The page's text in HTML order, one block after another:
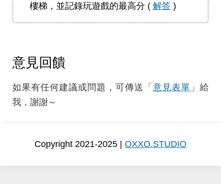
樓梯，並記錄玩遊戲的最高分 ( 解答 )
意見回饋
如果有任何建議或問題，可傳送「 意見表單 」給
我，謝謝～
Copyright 2021-2025 | OXXO.STUDIO